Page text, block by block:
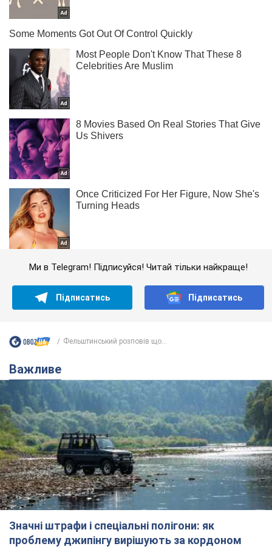
Ми в Telegram! Підписуйся! Читай тільки найкраще!
Підписатись Підписатись
Фельштинський розповів що...
Важливе
Значні штрафи і спеціальні полігони: як
проблему джипінгу вирішують за кордоном